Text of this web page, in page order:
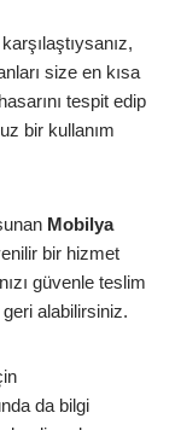
size en kısa
tespit edip
bir kullanım
Mobilya
bir hizmet
güvenle teslim
alabilirsiniz.
da bilgi